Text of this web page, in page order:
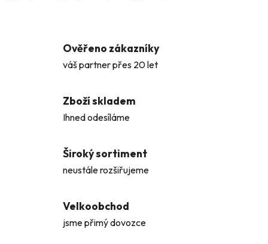
Ověřeno zákazníky
váš partner přes 20 let
Zboží skladem
Ihned odesíláme
Široký sortiment
neustále rozšiřujeme
Velkoobchod
jsme přimý dovozce